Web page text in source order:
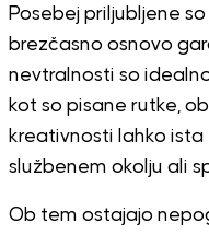
Posebej priljubljene
brezčasno osnovo
nevtralnosti so
kot so pisane rutke,
kreativnosti lahko
službenem okolju ali
Ob tem ostajajo